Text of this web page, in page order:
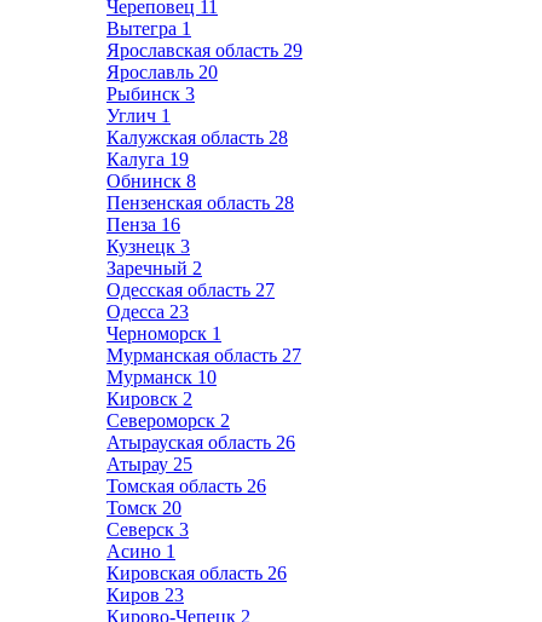
Череповец 11
Вытегра 1
Ярославская область 29
Ярославль 20
Рыбинск 3
Углич 1
Калужская область 28
Калуга 19
Обнинск 8
Пензенская область 28
Пенза 16
Кузнецк 3
Заречный 2
Одесская область 27
Одесса 23
Черноморск 1
Мурманская область 27
Мурманск 10
Кировск 2
Североморск 2
Атырауская область 26
Атырау 25
Томская область 26
Томск 20
Северск 3
Асино 1
Кировская область 26
Киров 23
Кирово-Чепецк 2